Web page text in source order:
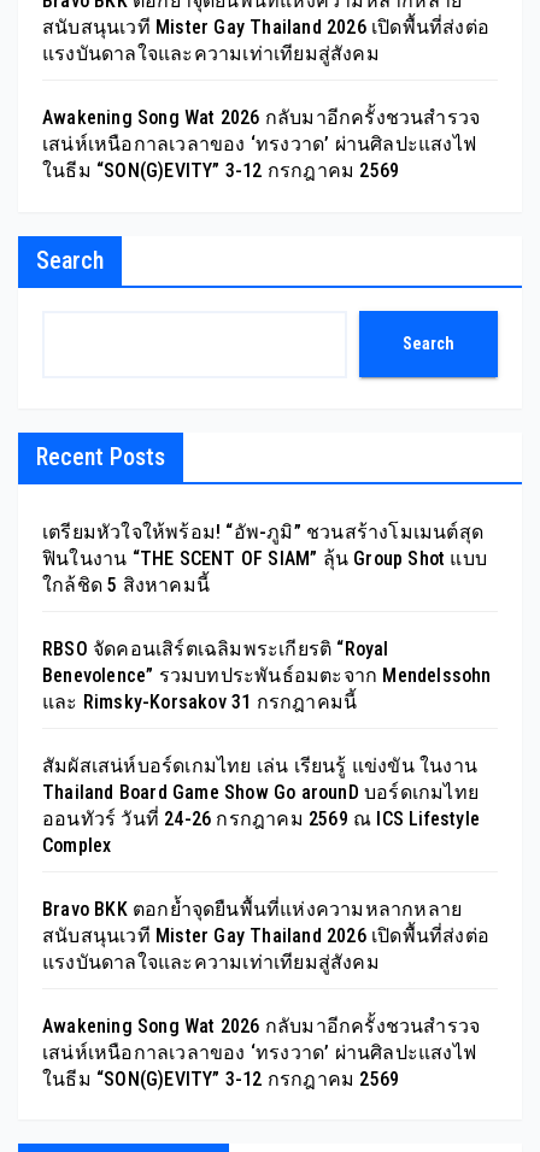
สนับสนุนเวที Mister Gay Thailand 2026 เปิดพื้นที่ส่งต่อ
แรงบันดาลใจและความเท่าเทียมสู่สังคม
Awakening Song Wat 2026 กลับมาอีกครั้งชวนสำรวจ
เสน่ห์เหนือกาลเวลาของ ‘ทรงวาด’ ผ่านศิลปะแสงไฟ
ในธีม “SON(G)EVITY” 3-12 กรกฎาคม 2569
Search
Search
Recent Posts
เตรียมหัวใจให้พร้อม! “อัพ-ภูมิ” ชวนสร้างโมเมนต์สุด
ฟินในงาน “THE SCENT OF SIAM” ลุ้น Group Shot แบบ
ใกล้ชิด 5 สิงหาคมนี้
RBSO จัดคอนเสิร์ตเฉลิมพระเกียรติ “Royal
Benevolence” รวมบทประพันธ์อมตะจาก Mendelssohn
และ Rimsky-Korsakov 31 กรกฎาคมนี้
สัมผัสเสน่ห์บอร์ดเกมไทย เล่น เรียนรู้ แข่งขัน ในงาน
Thailand Board Game Show Go arounD บอร์ดเกมไทย
ออนทัวร์ วันที่ 24-26 กรกฎาคม 2569 ณ ICS Lifestyle
Complex
Bravo BKK ตอกย้ำจุดยืนพื้นที่แห่งความหลากหลาย
สนับสนุนเวที Mister Gay Thailand 2026 เปิดพื้นที่ส่งต่อ
แรงบันดาลใจและความเท่าเทียมสู่สังคม
Awakening Song Wat 2026 กลับมาอีกครั้งชวนสำรวจ
เสน่ห์เหนือกาลเวลาของ ‘ทรงวาด’ ผ่านศิลปะแสงไฟ
ในธีม “SON(G)EVITY” 3-12 กรกฎาคม 2569